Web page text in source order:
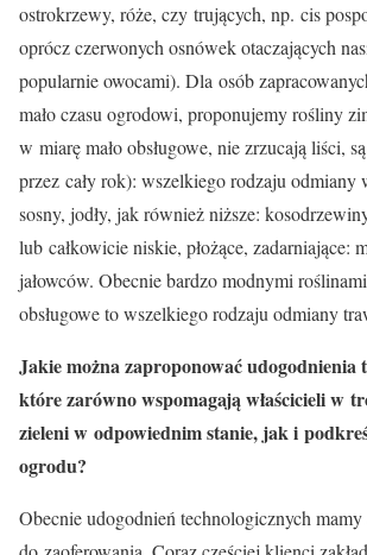
ostrokrzewy, róże, czy trujących, np. cis
oprócz czerwonych osnówek otaczających
popularnie owocami). Dla osób
mało czasu ogrodowi, proponujemy rośliny
w miarę mało obsługowe, nie zrzucają liści,
przez cały rok): wszelkiego rodzaju odmiany
sosny, jodły, jak również niższe:
lub całkowicie niskie, płożące, zadarniające:
jałowców. Obecnie bardzo modnymi
obsługowe to wszelkiego rodzaju odmiany
Jakie można zaproponować udogodnienia
które zarówno wspomagają właścicieli w
zieleni w odpowiednim stanie, jak i
ogrodu?
Obecnie udogodnień technologicznych mamy